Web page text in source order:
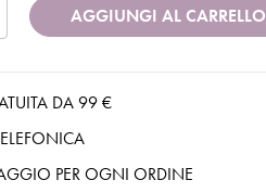
AGGIUNGI AL CARRELLO
DA 99 €
PER OGNI ORDINE